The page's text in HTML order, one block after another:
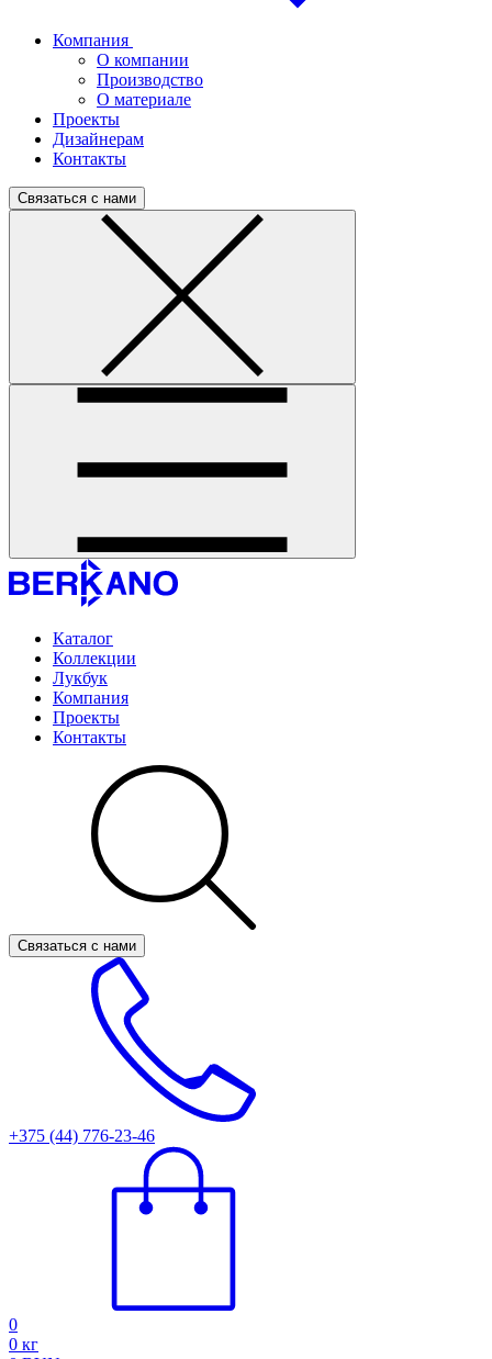
Компания
О компании
Производство
О материале
Проекты
Дизайнерам
Контакты
Связаться с нами
Каталог
Коллекции
Лукбук
Компания
Проекты
Контакты
Связаться с нами
+375 (44) 776-23-46
0
0 кг